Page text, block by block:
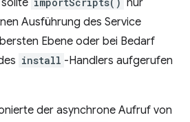
sollte
nur
Ausführung des Service
Ebene oder bei Bedarf
install -Handlers aufgerufen
der asynchrone Aufruf von